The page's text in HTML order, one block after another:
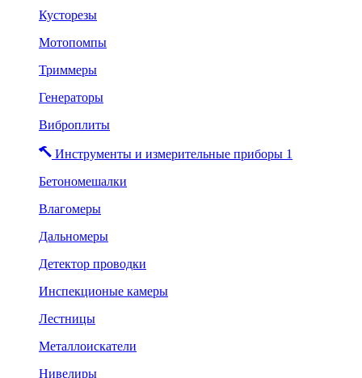
Кусторезы
Мотопомпы
Триммеры
Генераторы
Виброплиты
Инструменты и измерительные приборы 1
Бетономешалки
Влагомеры
Дальномеры
Детектор проводки
Инспекционые камеры
Лестницы
Металлоискатели
Нивелиры